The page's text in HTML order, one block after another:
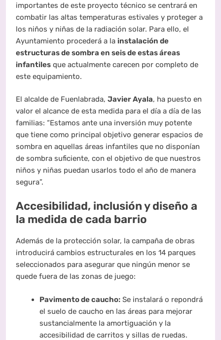
importantes de este proyecto técnico se centrará en
combatir las altas temperaturas estivales y proteger a
los niños y niñas de la radiación solar. Para ello, el
Ayuntamiento procederá a la instalación de
estructuras de sombra en seis de estas áreas
infantiles que actualmente carecen por completo de
este equipamiento.
El alcalde de Fuenlabrada, Javier Ayala, ha puesto en
valor el alcance de esta medida para el día a día de las
familias: “Estamos ante una inversión muy potente
que tiene como principal objetivo generar espacios de
sombra en aquellas áreas infantiles que no disponían
de sombra suficiente, con el objetivo de que nuestros
niños y niñas puedan usarlos todo el año de manera
segura”.
Accesibilidad, inclusión y diseño a
la medida de cada barrio
Además de la protección solar, la campaña de obras
introducirá cambios estructurales en los 14 parques
seleccionados para asegurar que ningún menor se
quede fuera de las zonas de juego:
Pavimento de caucho:Se instalará o repondrá
el suelo de caucho en las áreas para mejorar
sustancialmente la amortiguación y la
accesibilidad de carritos y sillas de ruedas.